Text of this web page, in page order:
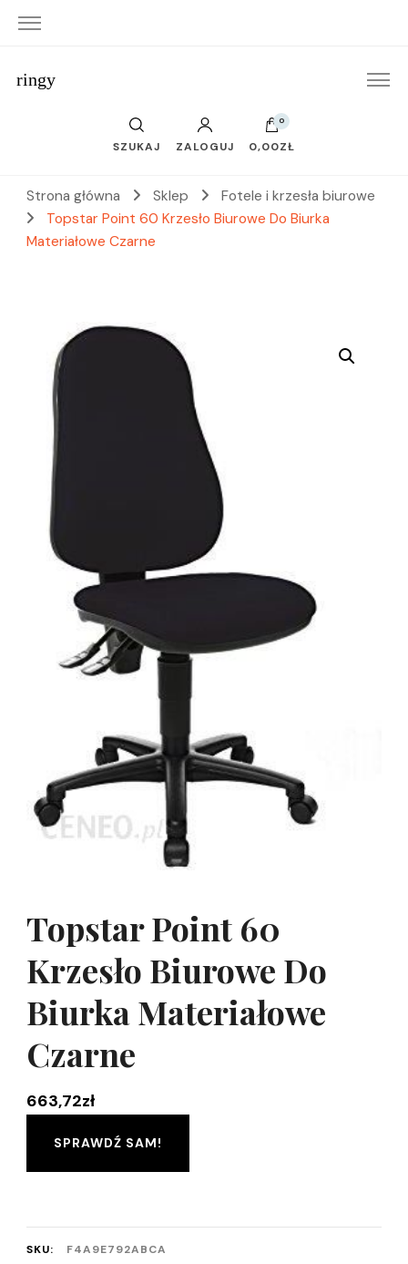
ringy
SZUKAJ ZALOGUJ
0
0,00ZŁ
Strona główna Sklep
Fotele i krzesła biurowe
Topstar Point 60 Krzesło Biurowe Do Biurka
Materiałowe Czarne
Topstar Point 60
Krzesło Biurowe Do
Biurka Materiałowe
Czarne
663,72zł
SPRAWDŹ SAM!
SKU:
F4A9E792ABCA